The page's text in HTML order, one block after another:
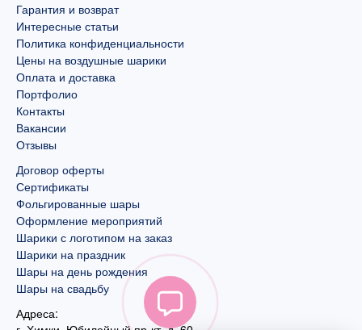
Гарантия и возврат
Интересные статьи
Политика конфиденциальности
Цены на воздушные шарики
Оплата и доставка
Портфолио
Контакты
Вакансии
Отзывы
Договор оферты
Сертификаты
Фольгированные шары
Оформление мероприятий
Шарики с логотипом на заказ
Шарики на праздник
Шары на день рождения
Шары на свадьбу
Адреса: